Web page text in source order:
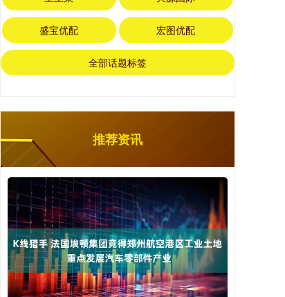
盛宝优配 宏图优配
全部话题标签
推荐资讯